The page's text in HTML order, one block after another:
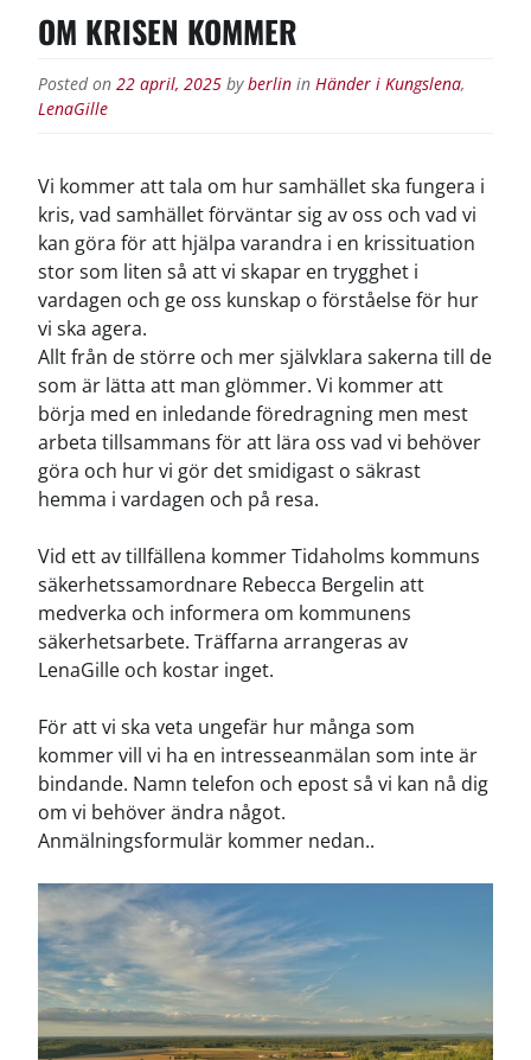
OM KRISEN KOMMER
Posted on 22 april, 2025 by berlin in Händer i Kungslena,
LenaGille
Vi kommer att tala om hur samhället ska fungera i
kris, vad samhället förväntar sig av oss och vad vi
kan göra för att hjälpa varandra i en krissituation
stor som liten så att vi skapar en trygghet i
vardagen och ge oss kunskap o förståelse för hur
vi ska agera.
Allt från de större och mer självklara sakerna till de
som är lätta att man glömmer. Vi kommer att
börja med en inledande föredragning men mest
arbeta tillsammans för att lära oss vad vi behöver
göra och hur vi gör det smidigast o säkrast
hemma i vardagen och på resa.
Vid ett av tillfällena kommer Tidaholms kommuns
säkerhetssamordnare Rebecca Bergelin att
medverka och informera om kommunens
säkerhetsarbete. Träffarna arrangeras av
LenaGille och kostar inget.
För att vi ska veta ungefär hur många som
kommer vill vi ha en intresseanmälan som inte är
bindande. Namn telefon och epost så vi kan nå dig
om vi behöver ändra något.
Anmälningsformulär kommer nedan..